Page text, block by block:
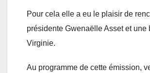
Pour cela elle a eu le plaisir de
présidente Gwenaëlle Asset et une
Virginie.
Au programme de cette émission,